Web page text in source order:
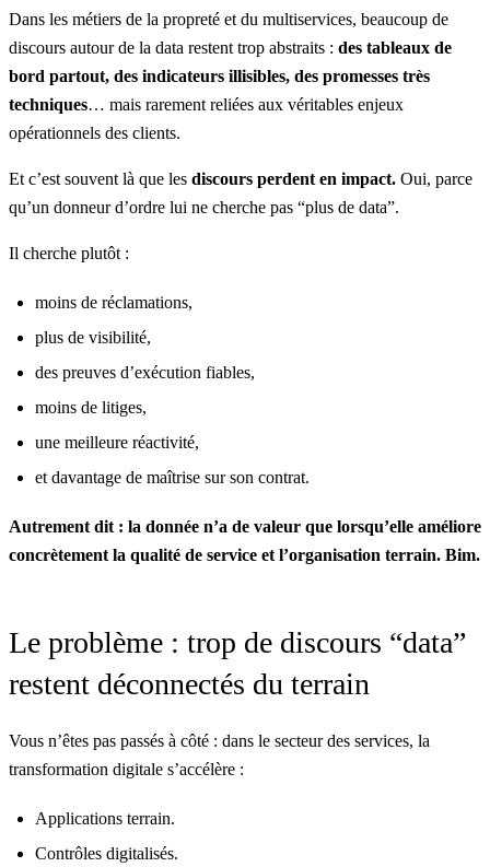
Dans les métiers de la propreté et du multiservices, beaucoup de
discours autour de la data restent trop abstraits : des tableaux de
bord partout, des indicateurs illisibles, des promesses très
techniques… mais rarement reliées aux véritables enjeux
opérationnels des clients.
Et c’est souvent là que les discours perdent en impact. Oui, parce
qu’un donneur d’ordre lui ne cherche pas “plus de data”.
Il cherche plutôt :
moins de réclamations,
plus de visibilité,
des preuves d’exécution fiables,
moins de litiges,
une meilleure réactivité,
et davantage de maîtrise sur son contrat.
Autrement dit : la donnée n’a de valeur que lorsqu’elle améliore
concrètement la qualité de service et l’organisation terrain. Bim.
Le problème : trop de discours “data”
restent déconnectés du terrain
Vous n’êtes pas passés à côté : dans le secteur des services, la
transformation digitale s’accélère :
Applications terrain.
Contrôles digitalisés.